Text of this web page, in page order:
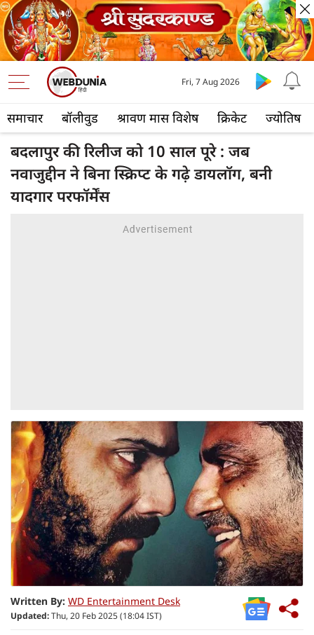
समाचार बॉलीवुड श्रावण मास विशेष क्रिकेट ज्योतिष
Fri, 7 Aug 2026
बदलापुर की रिलीज को 10 साल पूरे : जब
नवाजुद्दीन ने बिना स्क्रिप्ट के गढ़े डायलॉग, बनी
यादगार परफॉर्मेंस
Written By: WD Entertainment Desk
Updated:Thu, 20 Feb 2025 (18:04 IST)